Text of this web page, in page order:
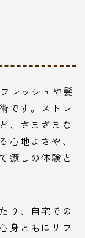
レッシュや髪
です。ストレ
、さまざまな
心地よさや、
癒しの体験と
り、自宅での
身ともにリフ